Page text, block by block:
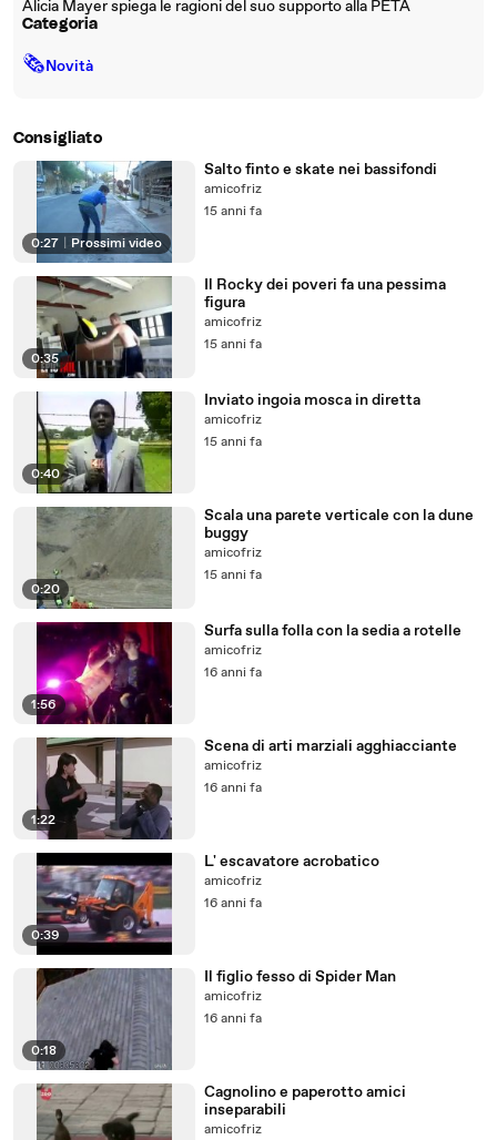
Alicia Mayer spiega le ragioni del suo supporto alla PETA
Categoria
🗞Novità
Consigliato
0:27 Prossimi video
Salto finto e skate nei bassifondi
amicofriz
15 anni fa
0:35
Il Rocky dei poveri fa una pessima
figura
amicofriz
15 anni fa
0:40
Inviato ingoia mosca in diretta
amicofriz
15 anni fa
0:20
Scala una parete verticale con la dune
buggy
amicofriz
15 anni fa
1:56
Surfa sulla folla con la sedia a rotelle
amicofriz
16 anni fa
1:22
Scena di arti marziali agghiacciante
amicofriz
16 anni fa
0:39
L' escavatore acrobatico
amicofriz
16 anni fa
0:18
Il figlio fesso di Spider Man
amicofriz
16 anni fa
Cagnolino e paperotto amici
inseparabili
amicofriz